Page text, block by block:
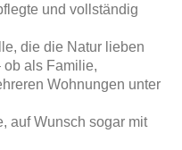
und vollständig
die die Natur lieben
ob als Familie,
Wohnungen unter
auf Wunsch sogar mit